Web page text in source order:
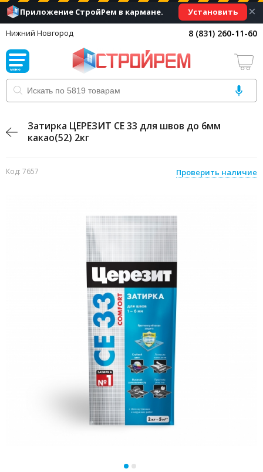
Приложение СтройРем в кармане. Установить ×
Нижний Новгород 8 (831) 260-11-60
Затирка ЦЕРЕЗИТ CE 33 для швов до 6мм
какао(52) 2кг
Код: 7657 Проверить наличие